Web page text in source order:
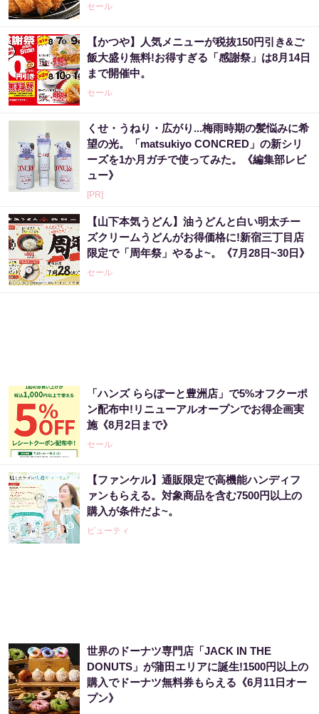
セール
【かつや】人気メニューが税抜150円引き&ご
飯大盛り無料!お得すぎる「感謝祭」は8月14日
まで開催中。
セール
くせ・うねり・広がり...梅雨時期の髪悩みに希
望の光。「matsukiyo CONCRED」の新シリ
ーズを1か月ガチで使ってみた。《編集部レビ
ュー》
[PR]
【山下本気うどん】油うどんと白い明太チー
ズクリームうどんがお得価格に!新宿三丁目店
限定で「周年祭」やるよ~。《7月28日~30日》
セール
「ハンズ ららぽーと豊洲店」で5%オフクーポ
ン配布中!リニューアルオープンでお得企画実
施《8月2日まで》
セール
【ファンケル】通販限定で高機能ハンディフ
ァンもらえる。対象商品を含む7500円以上の
購入が条件だよ~。
ビューティ
世界のドーナツ専門店「JACK IN THE
DONUTS」が蒲田エリアに誕生!1500円以上の
購入でドーナツ無料券もらえる《6月11日オー
プン》